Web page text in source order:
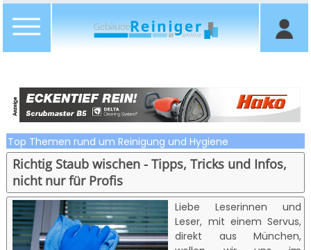
Top Themen rund um Reinigung und Hygiene
Richtig Staub wischen - Tipps, Tricks und Infos,
nicht nur für Profis
Liebe Leserinnen und
Leser, mit einem Servus,
direkt aus München,